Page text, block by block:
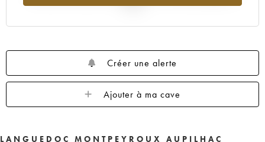
Créer une alerte
Ajouter à ma cave
LANGUEDOC MONTPEYROUX AUPILHAC